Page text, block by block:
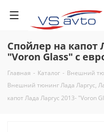
Спойлер на капот
"Voron Glass" с
Главная - Каталог - Внешний
Внешний тюнинг Лада Ларгус,
капот Лада Ларгус 2013- "Voron